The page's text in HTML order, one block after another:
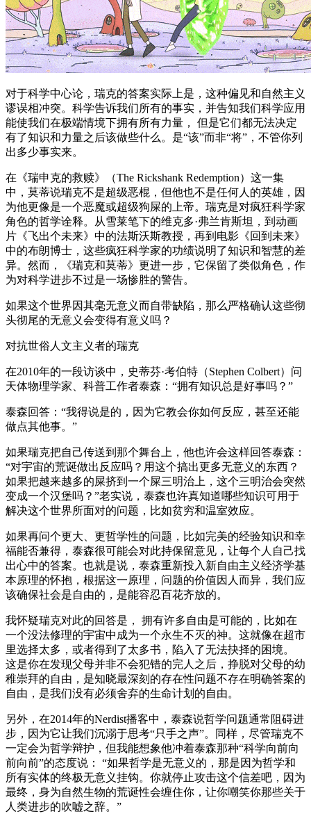
对于科学中心论，瑞克的答案实际上是，这种偏见和自然主义
谬误相冲突。科学告诉我们所有的事实，并告知我们科学应用
能使我们在极端情境下拥有所有力量， 但是它们都无法决定
有了知识和力量之后该做些什么。是“该”而非“将”，不管你列
出多少事实来。
在《瑞申克的救赎》（The Rickshank Redemption）这一集
中，莫蒂说瑞克不是超级恶棍，但他也不是任何人的英雄，因
为他更像是一个恶魔或超级狗屎的上帝。瑞克是对疯狂科学家
角色的哲学诠释。从雪莱笔下的维克多·弗兰肯斯坦，到动画
片《飞出个未来》中的法斯沃斯教授，再到电影《回到未来》
中的布朗博士，这些疯狂科学家的功绩说明了知识和智慧的差
异。然而，《瑞克和莫蒂》更进一步，它保留了类似角色，作
为对科学进步不过是一场惨胜的警告。
如果这个世界因其毫无意义而自带缺陷，那么严格确认这些彻
头彻尾的无意义会变得有意义吗？
对抗世俗人文主义者的瑞克
在2010年的一段访谈中，史蒂芬·考伯特（Stephen Colbert）问
天体物理学家、科普工作者泰森：“拥有知识总是好事吗？”
泰森回答：“我得说是的，因为它教会你如何反应，甚至还能
做点其他事。”
如果瑞克把自己传送到那个舞台上，他也许会这样回答泰森：
“对宇宙的荒诞做出反应吗？用这个搞出更多无意义的东西？
如果把越来越多的屎挤到一个屎三明治上，这个三明治会突然
变成一个汉堡吗？”老实说，泰森也许真知道哪些知识可用于
解决这个世界所面对的问题，比如贫穷和温室效应。
如果再问个更大、更哲学性的问题，比如完美的经验知识和幸
福能否兼得，泰森很可能会对此持保留意见，让每个人自己找
出心中的答案。也就是说，泰森重新投入新自由主义经济学基
本原理的怀抱，根据这一原理，问题的价值因人而异，我们应
该确保社会是自由的，是能容忍百花齐放的。
我怀疑瑞克对此的回答是， 拥有许多自由是可能的，比如在
一个没法修理的宇宙中成为一个永生不灭的神。这就像在超市
里选择太多，或者得到了太多书，陷入了无法抉择的困境。
这是你在发现父母并非不会犯错的完人之后，挣脱对父母的幼
稚崇拜的自由，是知晓最深刻的存在性问题不存在明确答案的
自由，是我们没有必须舍弃的生命计划的自由。
另外，在2014年的Nerdist播客中，泰森说哲学问题通常阻碍进
步，因为它让我们沉溺于思考“只手之声”。同样，尽管瑞克不
一定会为哲学辩护，但我能想象他冲着泰森那种“科学向前向
前向前”的态度说： “如果哲学是无意义的，那是因为哲学和
所有实体的终极无意义挂钩。你就停止攻击这个信差吧，因为
最终，身为自然生物的荒诞性会缠住你，让你嘲笑你那些关于
人类进步的吹嘘之辞。”